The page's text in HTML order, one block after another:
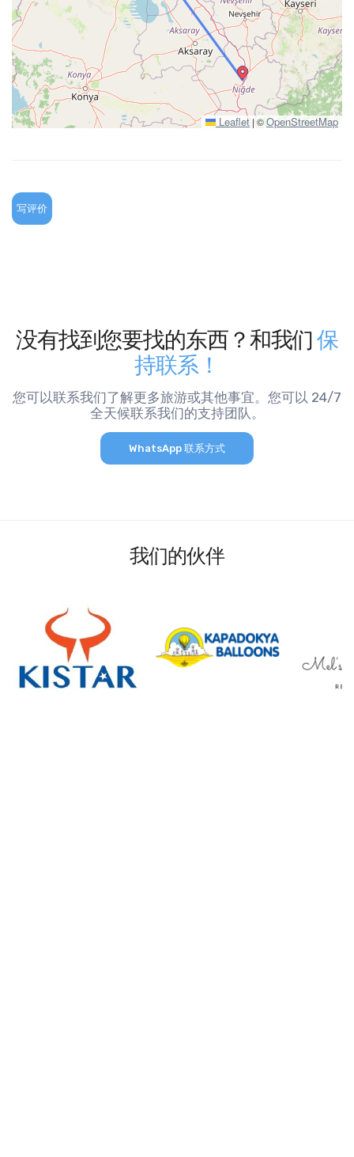
Leaflet |©OpenStreetMap
写评价
没有找到您要找的东西？和我们保
持联系！
您可以联系我们了解更多旅游或其他事宜。您可以 24/7
全天候联系我们的支持团队。
WhatsApp 联系方式
我们的伙伴